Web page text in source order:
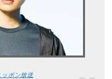
ッポン放送